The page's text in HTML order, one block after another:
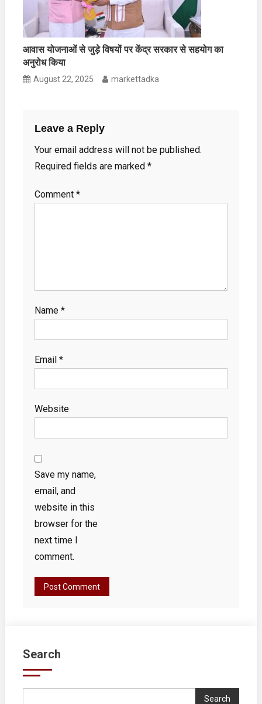
आवास योजनाओं से जुड़े विषयों पर केंद्र सरकार से सहयोग का
अनुरोध किया
August 22, 2025 markettadka
Leave a Reply
Your email address will not be published.
Required fields are marked *
Comment *
Name *
Email *
Website
Save my name,
email, and
website in this
browser for the
next time I
comment.
Search
Search